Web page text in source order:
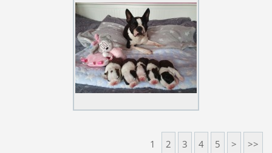
1 2 3 4 5 > >>